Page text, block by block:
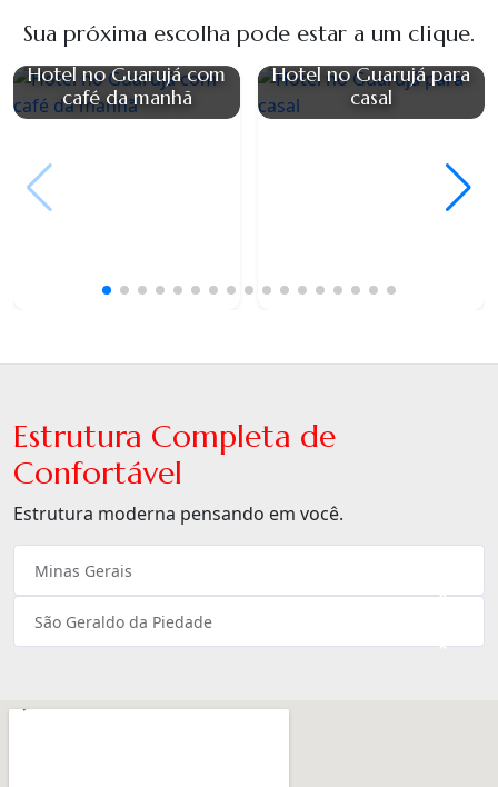
Sua próxima escolha pode estar a um clique.
Hotel no Guarujá com
café da manhã
Hotel no Guarujá para
casal
Estrutura Completa de
Confortável
Estrutura moderna pensando em você.
×
Minas Gerais
×
São Geraldo da Piedade